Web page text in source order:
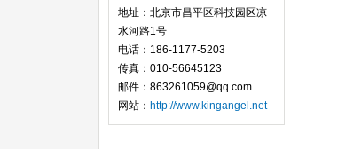
地址：北京市昌平区科技园区凉
水河路1号
电话：186-1177-5203
传真：010-56645123
邮件：863261059@qq.com
网站： http://www.kingangel.net